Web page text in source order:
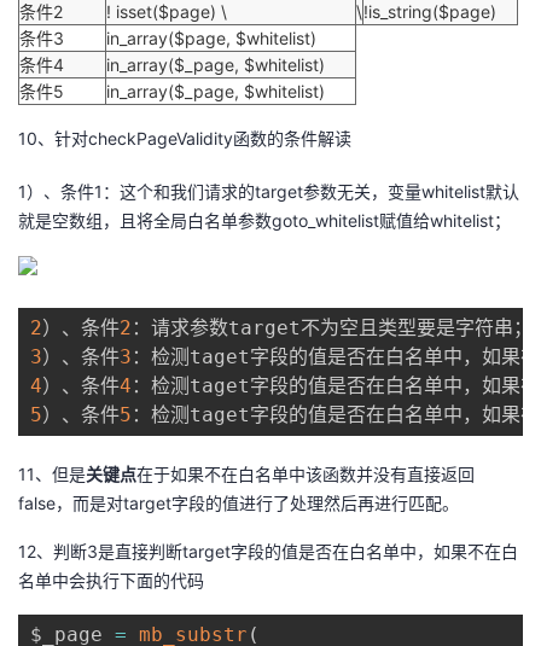
条件2
! isset($page) \ \!is_string($page)
条件3
in_array($page, $whitelist)
条件4
in_array($_page, $whitelist)
条件5
in_array($_page, $whitelist)
10、针对checkPageValidity函数的条件解读
1）、条件1：这个和我们请求的target参数无关，变量whitelist默认
就是空数组，且将全局白名单参数goto_whitelist赋值给whitelist；
2）、条件2
3）、条件3 ：检测taget字段的值是否在白名单中，如果
4）、条件4 ：检测taget字段的值是否在白名单中，如果
5）、条件5 ：检测taget字段的值是否在白名单中，如果
11、但是关键点在于如果不在白名单中该函数并没有直接返回
false，而是对target字段的值进行了处理然后再进行匹配。
12、判断3是直接判断target字段的值是否在白名单中，如果不在白
名单中会执行下面的代码
$_page = mb_substr (